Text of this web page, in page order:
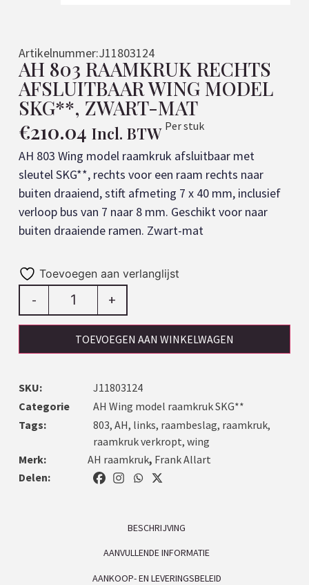
Artikelnummer:J11803124
AH 803 RAAMKRUK RECHTS
AFSLUITBAAR WING MODEL
SKG**, ZWART-MAT
€210.04 Incl. BTW Per stuk
AH 803 Wing model raamkruk afsluitbaar met
sleutel SKG**, rechts voor een raam rechts naar
buiten draaiend, stift afmeting 7 x 40 mm, inclusief
verloop bus van 7 naar 8 mm. Geschikt voor naar
buiten draaiende ramen. Zwart-mat
Toevoegen aan verlanglijst
- +
TOEVOEGEN AAN WINKELWAGEN
SKU:
J11803124
Categorie
AH Wing model raamkruk SKG**
Tags:
803, AH, links, raambeslag, raamkruk,
raamkruk verkropt, wing
Merk:
AH raamkruk, Frank Allart
Delen:
BESCHRIJVING
AANVULLENDE INFORMATIE
AANKOOP- EN LEVERINGSBELEID